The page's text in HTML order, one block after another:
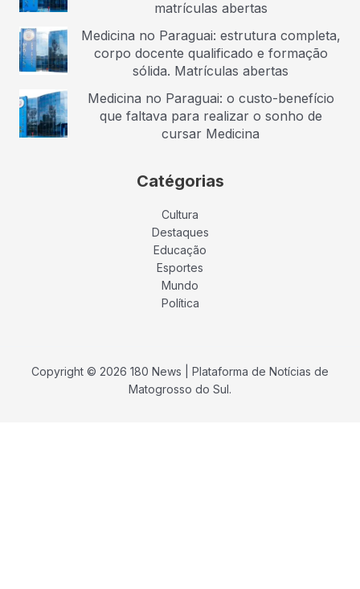
matrículas abertas
Medicina no Paraguai: estrutura completa,
corpo docente qualificado e formação
sólida. Matrículas abertas
Medicina no Paraguai: o custo-benefício
que faltava para realizar o sonho de
cursar Medicina
Catégorias
Cultura
Destaques
Educação
Esportes
Mundo
Política
Copyright © 2026 180 News | Plataforma de Notícias de
Matogrosso do Sul.